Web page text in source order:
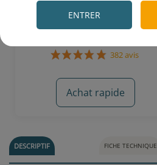
ENTRER
Booster 10 mL dosé à 20 mg/mL de
nicotine
0,99€
382 avis
Achat rapide
DESCRIPTIF FICHE TECHNIQUE